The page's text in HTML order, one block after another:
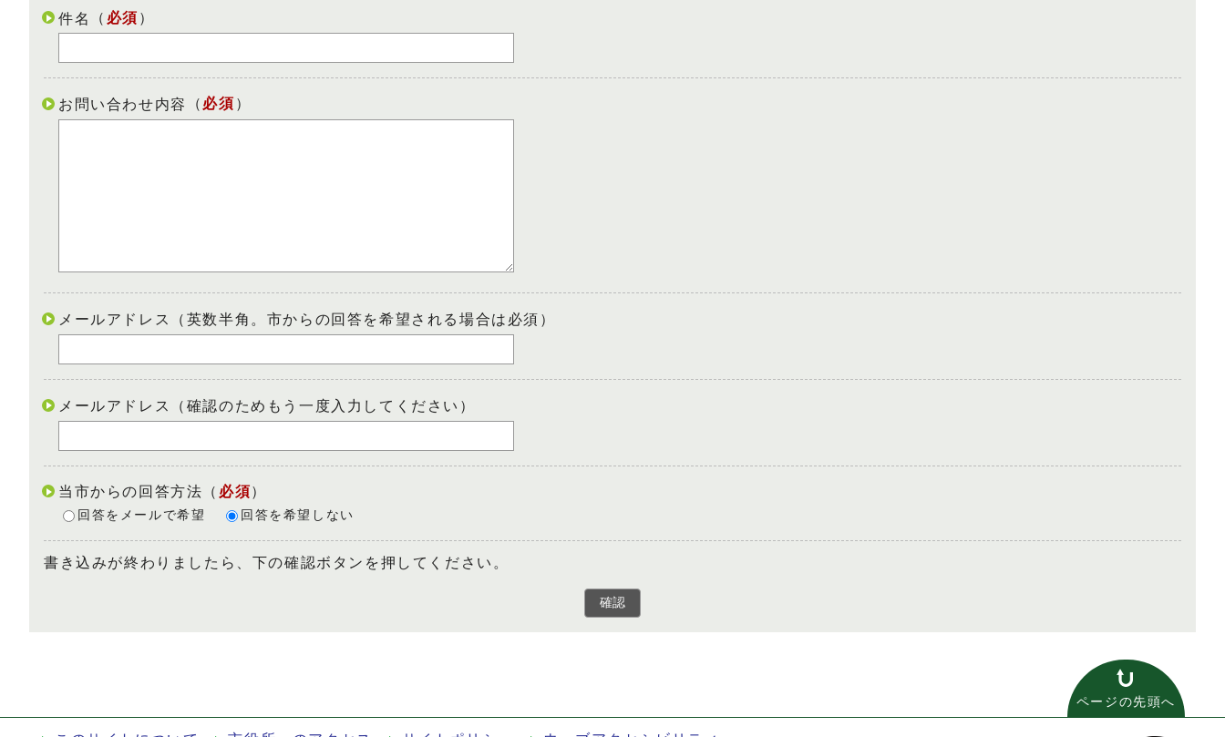
件名 （ 必須 ）
お問い合わせ内容 （ 必須 ）
メールアドレス（英数半角。市からの回答を希望される場合は必須）
メールアドレス（確認のためもう一度入力してください）
当市からの回答方法 （ 必須）
回答をメールで希望 回答を希望しない
書き込みが終わりましたら、下の確認ボタンを押してください。
確認
ページの先頭へ